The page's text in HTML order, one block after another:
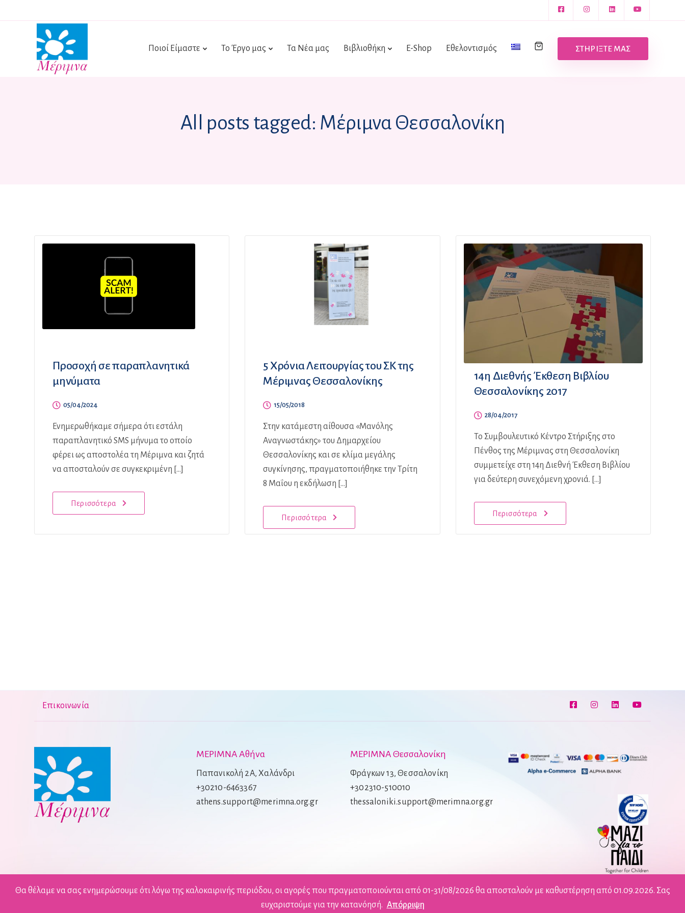
Ποιοί Είμαστε Το Έργο μας Τα Νέα μας Βιβλιοθήκη E-Shop Εθελοντισμός ΣΤΗΡΙΞΤΕ ΜΑΣ
All posts tagged: Μέριμνα Θεσσαλονίκη
Προσοχή σε παραπλανητικά
μηνύματα
05/04/2024
Ενημερωθήκαμε σήμερα ότι εστάλη
παραπλανητικό SMS μήνυμα το οποίο
φέρει ως αποστολέα τη Μέριμνα και ζητά
να αποσταλούν σε συγκεκριμένη […]
Περισσότερα
5 Χρόνια Λειτουργίας του ΣΚ της
Μέριμνας Θεσσαλονίκης
15/05/2018
Στην κατάμεστη αίθουσα «Μανόλης
Αναγνωστάκης» του Δημαρχείου
Θεσσαλονίκης και σε κλίμα μεγάλης
συγκίνησης, πραγματοποιήθηκε την Τρίτη
8 Μαΐου η εκδήλωση […]
Περισσότερα
14η Διεθνής Έκθεση Βιβλίου
Θεσσαλονίκης 2017
28/04/2017
Το Συμβουλευτικό Κέντρο Στήριξης στο
Πένθος της Μέριμνας στη Θεσσαλονίκη
συμμετείχε στη 14η Διεθνή Έκθεση Βιβλίου
για δεύτερη συνεχόμενη χρονιά. […]
Περισσότερα
Επικοινωνία
ΜΕΡΙΜΝΑ Αθήνα
Παπανικολή 2Α, Χαλάνδρι
+30210-6463367
athens.support@merimna.org.gr
ΜΕΡΙΜΝΑ Θεσσαλονίκη
Φράγκων 13, Θεσσαλονίκη
+302310-510010
thessaloniki.support@merimna.org.gr
©2026 Merimna. All Rights Reserved. Όροι Χρήσης | Ιδιωτικό Απόρρητο
Θα θέλαμε να σας ενημερώσουμε ότι λόγω της καλοκαιρινής περιόδου, οι αγορές που πραγματοποιούνται από 01-31/08/2026 θα αποσταλούν με καθυστέρηση από 01.09.2026. Σας
ευχαριστούμε για την κατανόησή. Απόρριψη